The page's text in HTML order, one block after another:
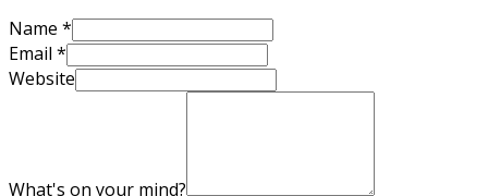
Name *
Email *
Website
What's on your mind?